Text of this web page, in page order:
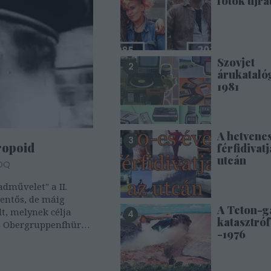
a II.
de máig
melynek célja
Obergruppenfhürer,
Szovjet
1981
A
utcán
A Teton-
-1976